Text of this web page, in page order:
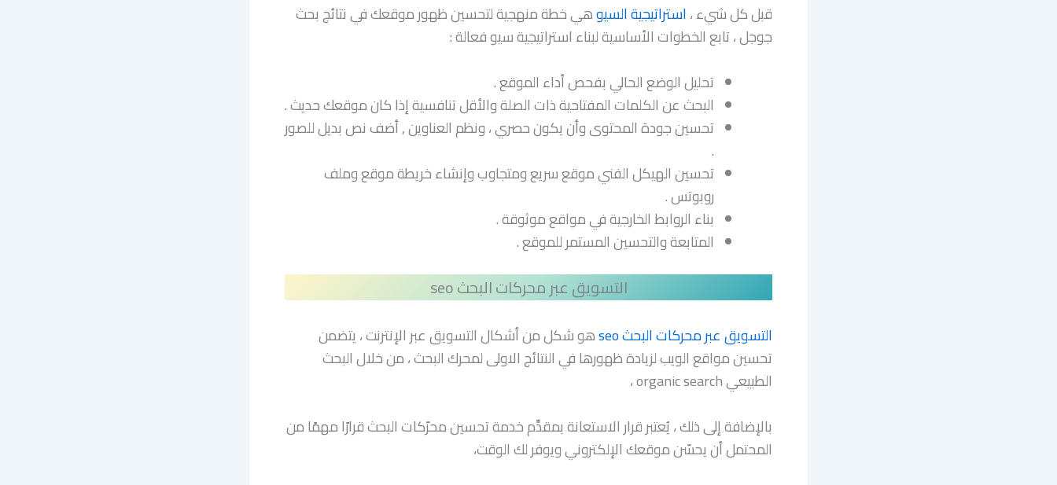
قبل كل شيء ،استراتيجية السيوهي خطة منهجية لتحسين ظهور موقعك في نتائج بحث
جوجل ، تابع الخطوات الأساسية لبناء استراتيجية سيو فعالة :
تحليل الوضع الحالي بفحص أداء الموقع .
البحث عن الكلمات المفتاحية ذات الصلة والأقل تنافسية إذا كان موقعك حديث .
تحسين جودة المحتوى وأن يكون حصري ، ونظم العناوين , أضف نص بديل للصور
.
تحسين الهيكل الفني موقع سريع ومتجاوب وإنشاء خريطة موقع وملف
روبوتس .
بناء الروابط الخارجية في مواقع موثوقة .
المتابعة والتحسين المستمر للموقع .
التسويق عبر محركات البحث seo
التسويق عبر محركات البحث seo
هو شكل من أشكال التسويق عبر الإنترنت ، يتضمن
تحسين مواقع الويب لزيادة ظهورها في النتائج الاولى لمحرك البحث ، من خلال البحث
الطبيعي organic search ،
بالإضافة إلى ذلك ، يُعتبر قرار الاستعانة بمقدِّم خدمة تحسين محرّكات البحث قرارًا مهمًا من
المحتمل أن يحسّن موقعك الإلكتروني ويوفر لك الوقت،